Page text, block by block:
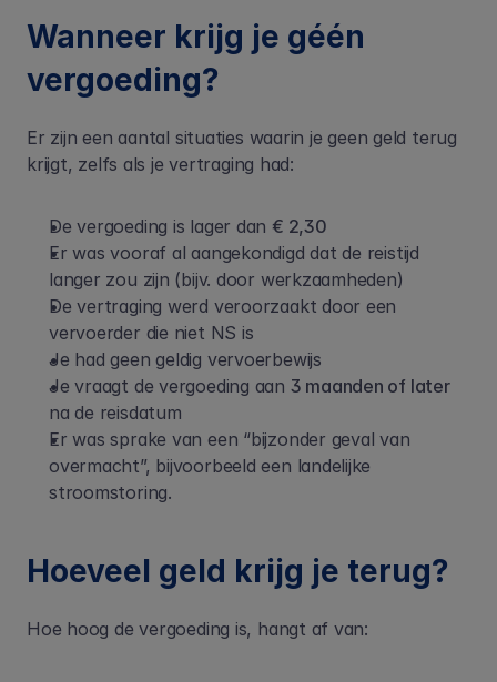
Wanneer krijg je géén
vergoeding?
Er zijn een aantal situaties waarin je geen geld terug
krijgt, zelfs als je vertraging had:
De vergoeding is lager dan € 2,30
Er was vooraf al aangekondigd dat de reistijd
langer zou zijn (bijv. door werkzaamheden)
De vertraging werd veroorzaakt door een
vervoerder die niet NS is
Je had geen geldig vervoerbewijs
Je vraagt de vergoeding aan 3 maanden of later
na de reisdatum
Er was sprake van een “bijzonder geval van
overmacht”, bijvoorbeeld een landelijke
stroomstoring.
Hoeveel geld krijg je terug?
Hoe hoog de vergoeding is, hangt af van: